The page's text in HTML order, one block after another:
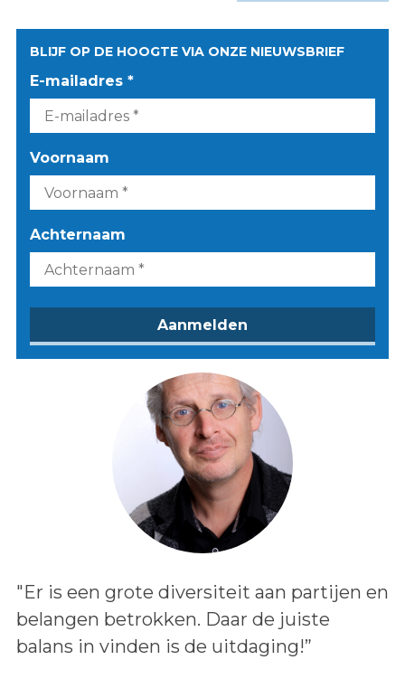
BLIJF OP DE HOOGTE VIA ONZE NIEUWSBRIEF
E-mailadres *
Voornaam
Achternaam
Lees het bericht:
"Er is een grote diversiteit aan partijen en
belangen betrokken. Daar de juiste
balans in vinden is de uitdaging!”